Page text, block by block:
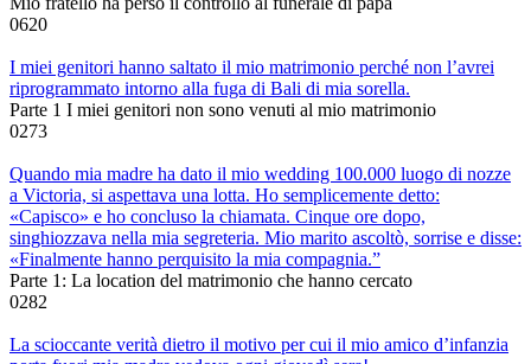
0620
I miei genitori hanno saltato il mio matrimonio perché non l’avrei
riprogrammato intorno alla fuga di Bali di mia sorella.
Parte 1 I miei genitori non sono venuti al mio matrimonio
0273
Quando mia madre ha dato il mio wedding 100.000 luogo di nozze
a Victoria, si aspettava una lotta. Ho semplicemente detto:
«Capisco» e ho concluso la chiamata. Cinque ore dopo,
singhiozzava nella mia segreteria. Mio marito ascoltò, sorrise e disse:
«Finalmente hanno perquisito la mia compagnia.”
Parte 1: La location del matrimonio che hanno cercato
0282
La scioccante verità dietro il motivo per cui il mio amico d’infanzia